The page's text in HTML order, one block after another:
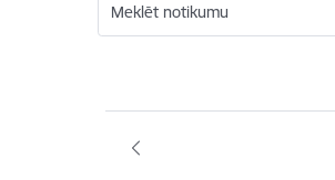
Meklēt notikumu